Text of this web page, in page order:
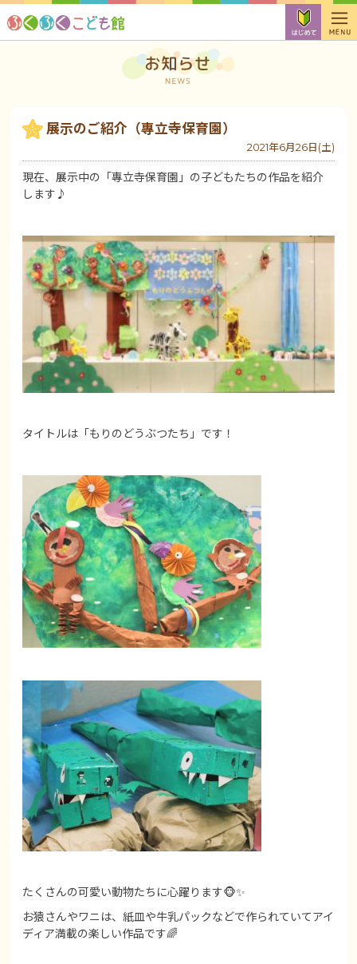
展示のご紹介（專立寺保育園）
2021年6月26日(土)
現在、展示中の「專立寺保育園」の子どもたちの作品を紹介
します♪
タイトルは「もりのどうぶつたち」です！
たくさんの可愛い動物たちに心躍ります🐵✨
お猿さんやワニは、紙皿や牛乳パックなどで作られていてアイ
ディア満載の楽しい作品です🌈